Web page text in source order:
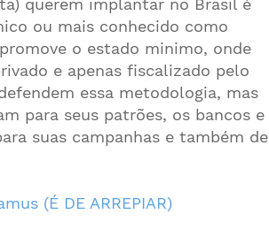
querem implantar no Brasil é
ou mais conhecido como
o estado minimo, onde
e apenas fiscalizado pelo
essa metodologia, mas
para seus patrões, os bancos e
suas campanhas e também de
(É DE ARREPIAR)